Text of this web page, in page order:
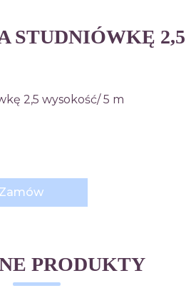
STUDNIÓWKĘ 2,5
2,5 wysokość/ 5 m
Zamów
PRODUKTY